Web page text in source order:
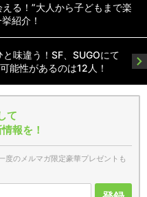
る！”大人から子どもまで楽
紹介！
味違う！SF、SUGOにて
能性があるのは12人！
て
報を！
度のメルマガ限定豪華プレゼントも